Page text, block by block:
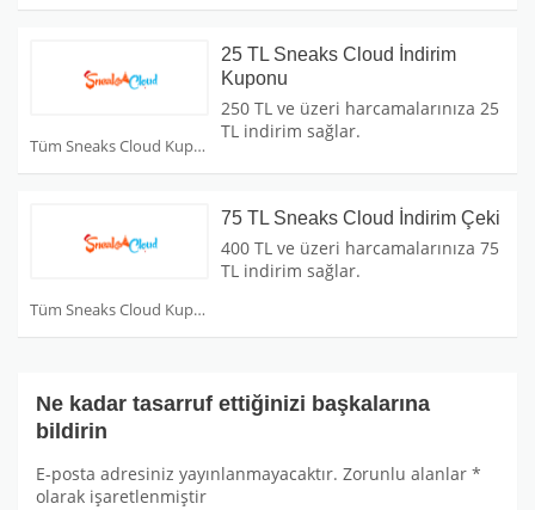
Tüm Sneaks Cloud Kuponları
25 TL Sneaks Cloud İndirim
Kuponu
250 TL ve üzeri harcamalarınıza 25
TL indirim sağlar.
Tüm Sneaks Cloud Kuponları
75 TL Sneaks Cloud İndirim Çeki
400 TL ve üzeri harcamalarınıza 75
TL indirim sağlar.
Ne kadar tasarruf ettiğinizi başkalarına
bildirin
E-posta adresiniz yayınlanmayacaktır. Zorunlu alanlar *
olarak işaretlenmiştir